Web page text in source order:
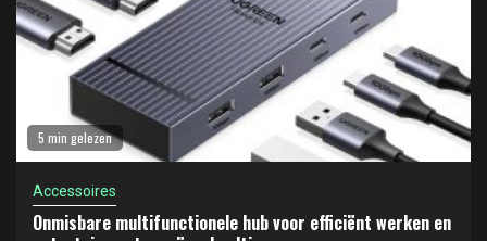
5 min gelezen
Accessoires
Onmisbare multifunctionele hub voor efficiënt werken en